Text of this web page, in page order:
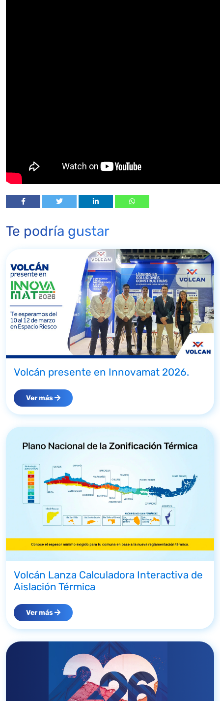
Te podría gustar
Volcán presente en Innovamat 2026.
Ver más
Volcán Lanza Calculadora Interactiva de
Aislación Térmica
Ver más